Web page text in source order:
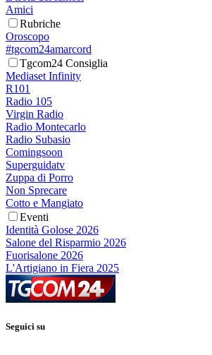
Amici
Rubriche
Oroscopo
#tgcom24amarcord
Tgcom24 Consiglia
Mediaset Infinity
R101
Radio 105
Virgin Radio
Radio Montecarlo
Radio Subasio
Comingsoon
Superguidatv
Zuppa di Porro
Non Sprecare
Cotto e Mangiato
Eventi
Identità Golose 2026
Salone del Risparmio 2026
Fuorisalone 2026
L'Artigiano in Fiera 2025
Seguici su